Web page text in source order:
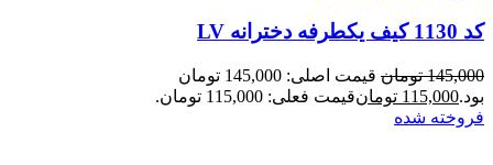
کد 1130 کیف یکطرفه دخترانه LV
145,000 تومان
قیمت اصلی: 145,000 تومان
بود.115,000 تومانقیمت فعلی: 115,000 تومان.
فروخته شده